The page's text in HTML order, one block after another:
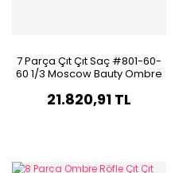
7 Parça Çıt Çıt Saç #801-60-
60 1/3 Moscow Bauty Ombre
21.820,91 TL